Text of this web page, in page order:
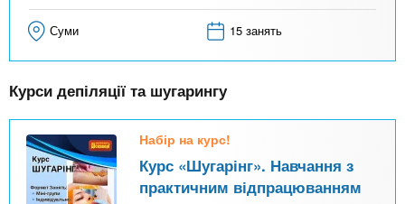
Суми 15 занять
Курси депіляції та шугарингу
Набір на курс!
Курс «Шугарінг». Навчання з
практичним відпрацюванням